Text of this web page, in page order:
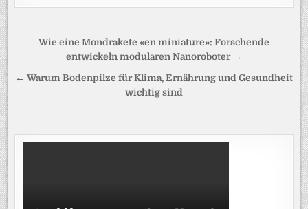
Beitragsnavigation
Wie eine Mondrakete «en miniature»: Forschende
entwickeln modularen Nanoroboter →
← Warum Bodenpilze für Klima, Ernährung und Gesundheit
wichtig sind